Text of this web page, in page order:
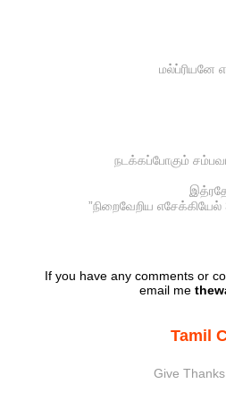
மல்ப்ரியனே
நடக்கப்போகும்
”நிறைவேறிய எசேக்கியேல்
If you have any comments or
email me
Tamil
Give